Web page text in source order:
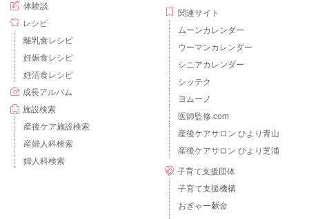
体験談
レシピ
離乳食レシピ
妊娠食レシピ
妊活食レシピ
成長アルバム
施設検索
産後ケア施設検索
産婦人科検索
婦人科検索
関連サイト
ムーンカレンダー
ウーマンカレンダー
シニアカレンダー
シッテク
ヨムーノ
医師監修.com
産後ケアサロン ひより青山
産後ケアサロン ひより芝浦
子育て支援団体
子育て支援機構
おぎゃー献金